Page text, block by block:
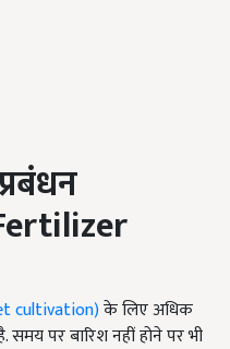
cultivation)के लिए अधिक
पर बारिश नहीं होने पर भी